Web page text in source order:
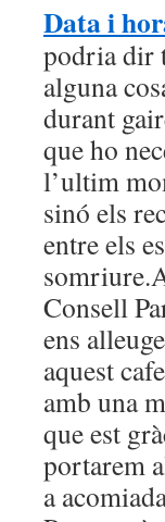
Data i
podria dir
alguna
durant
que ho
l’ultim
sinó els
entre els
Consell
ens
aquest
amb una
que est
portarem
a